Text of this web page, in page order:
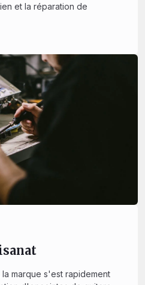
et la réparation de
marque s'est rapidement